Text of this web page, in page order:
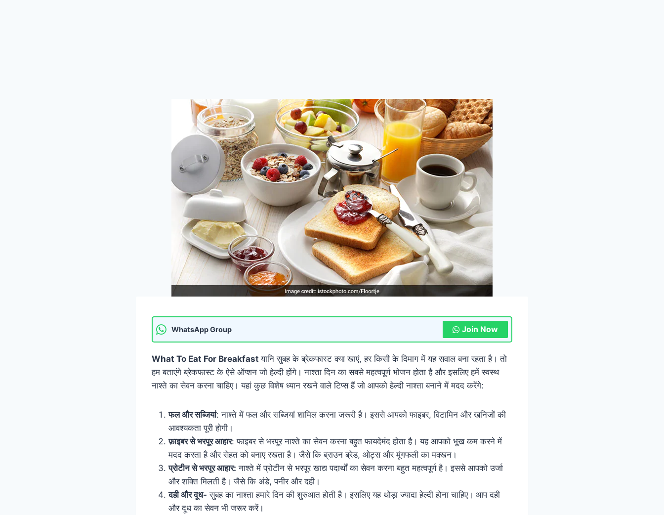
WhatsApp Group Join Now
What To Eat For Breakfastयानि सुबह के ब्रेकफास्ट क्या खाएं, हर किसी के दिमाग में यह सवाल बना रहता है। तो
हम बताएंगे ब्रेकफास्ट के ऐसे ऑप्शन जाे हेल्दी होंगे। नाश्ता दिन का सबसे महत्वपूर्ण भोजन होता है और इसलिए हमें स्वस्थ
नाश्ते का सेवन करना चाहिए। यहां कुछ विशेष ध्यान रखने वाले टिप्स हैं जो आपको हेल्दी नाश्ता बनाने में मदद करेंगे:
फल और सब्जियां: नाश्ते में फल और सब्जियां शामिल करना जरूरी है। इससे आपको फाइबर, विटामिन और खनिजों की
आवश्यकता पूरी होगी।
फ़ाइबर से भरपूर आहार: फाइबर से भरपूर नाश्ते का सेवन करना बहुत फायदेमंद होता है। यह आपको भूख कम करने में
मदद करता है और सेहत को बनाए रखता है। जैसे कि ब्राउन ब्रेड, ओट्स और मूंगफली का मक्खन।
प्रोटीन से भरपूर आहार: नाश्ते में प्रोटीन से भरपूर खाद्य पदार्थों का सेवन करना बहुत महत्वपूर्ण है। इससे आपको उर्जा
और शक्ति मिलती है। जैसे कि अंडे, पनीर और दही।
दही और दूध- सुबह का नाश्ता हमारे दिन की शुरुआत होती है। इसलिए यह थोड़ा ज्यादा हेल्दी होना चाहिए। आप दही
और दूध का सेवन भी जरूर करें।